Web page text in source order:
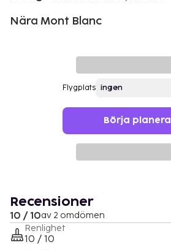
Nära Mont Blanc
Flygplats
Börja planera
Recensioner
10 / 10av 2 omdömen
Renlighet
10 / 10